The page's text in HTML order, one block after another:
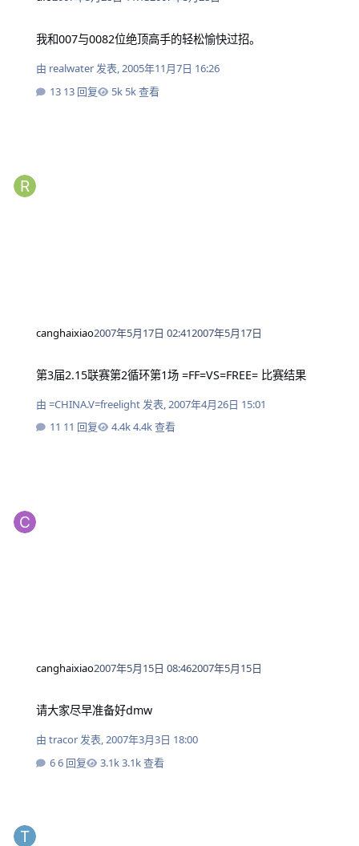
我和007与0082位绝顶高手的轻松愉快过招。
由 realwater发表,2005年11月7日 16:26
13 回复
5k 查看
canghaixiao2007年5月17日 02:412007年5月17日
第3届2.15联赛第2循环第1场 =FF=VS=FREE= 比赛结果
由 =CHINA.V=freelight发表, 2007年4月26日 15:01
11 回复
4.4k 查看
canghaixiao2007年5月15日 08:462007年5月15日
请大家尽早准备好dmw
由 tracor发表,2007年3月3日 18:00
6 回复
3.1k 查看